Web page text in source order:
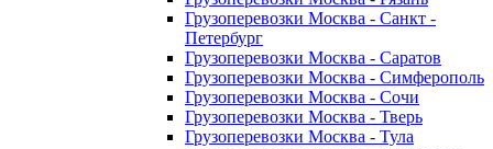
Грузоперевозки Москва - Санкт -
Петербург
Грузоперевозки Москва - Саратов
Грузоперевозки Москва - Симферополь
Грузоперевозки Москва - Сочи
Грузоперевозки Москва - Тверь
Грузоперевозки Москва - Тула